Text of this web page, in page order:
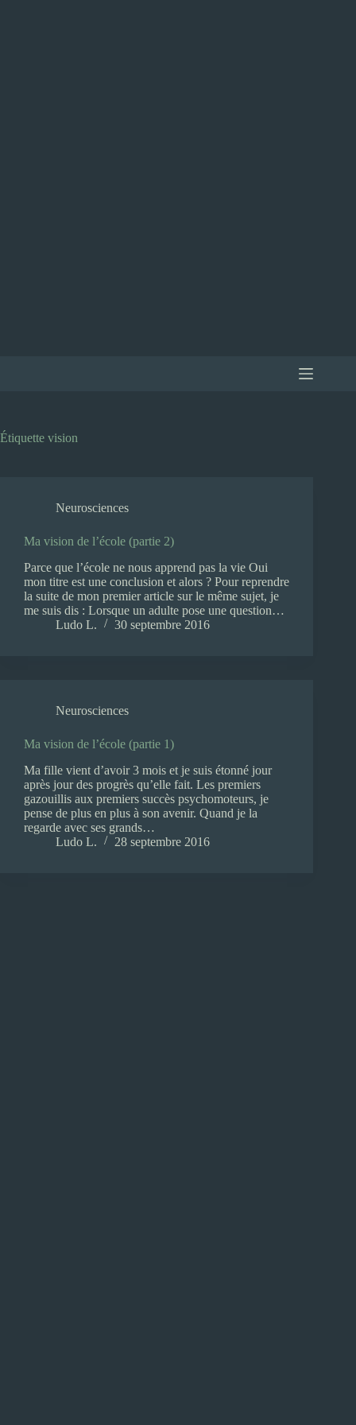
Étiquette vision
Neurosciences
Ma vision de l’école (partie 2)
Parce que l’école ne nous apprend pas la vie Oui
mon titre est une conclusion et alors ? Pour reprendre
la suite de mon premier article sur le même sujet, je
me suis dis : Lorsque un adulte pose une question…
Ludo L.
30 septembre 2016
Neurosciences
Ma vision de l’école (partie 1)
Ma fille vient d’avoir 3 mois et je suis étonné jour
après jour des progrès qu’elle fait. Les premiers
gazouillis aux premiers succès psychomoteurs, je
pense de plus en plus à son avenir. Quand je la
regarde avec ses grands…
Ludo L.
28 septembre 2016